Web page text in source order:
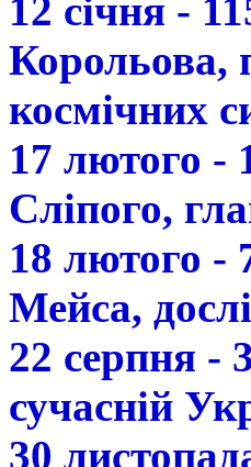
12 січня -
Корольова,
космічних
17 лютого -
Сліпого,
18 лютого -
Мейса,
22 серпня -
сучасній
30